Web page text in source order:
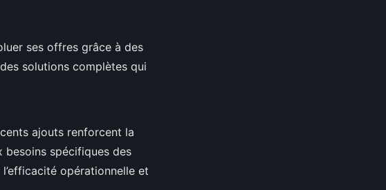
ses offres grâce à des
solutions complètes qui
ajouts renforcent la
besoins spécifiques des
opérationnelle et